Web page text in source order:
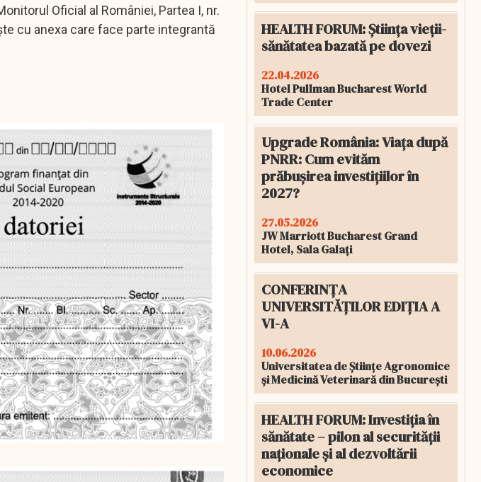
Oficial al României, Partea I, nr.
cu anexa care face parte integrantă
HEALTH FORUM: Știința vieții-
sănătatea bazată pe dovezi
22.04.2026
Hotel Pullman Bucharest World
Trade Center
Upgrade România: Viața după
PNRR: Cum evităm
prăbușirea investițiilor în
2027?
27.05.2026
JW Marriott Bucharest Grand
Hotel, Sala Galați
CONFERINȚA
UNIVERSITĂȚILOR EDIȚIA A
VI-A
10.06.2026
Universitatea de Științe Agronomice
și Medicină Veterinară din București
HEALTH FORUM: Investiția în
sănătate – pilon al securității
naționale și al dezvoltării
economice